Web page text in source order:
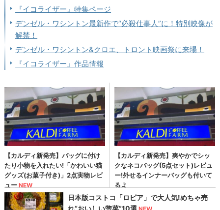
『イコライザー』特集ページ
デンゼル・ワシントン最新作で“必殺仕事人”に！特別映像が
解禁！
デンゼル・ワシントン&クロエ、トロント映画祭に来場！
『イコライザー』作品情報